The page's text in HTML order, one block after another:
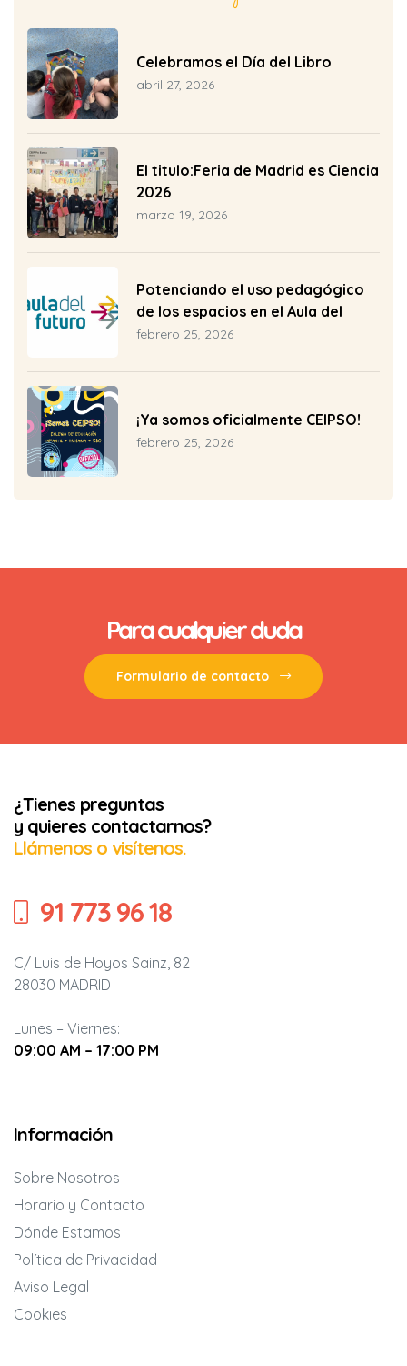
Celebramos el Día del Libro
abril 27, 2026
El titulo:Feria de Madrid es Ciencia
2026
marzo 19, 2026
Potenciando el uso pedagógico
de los espacios en el Aula del
Futuro del CEIP Pío Baroja
febrero 25, 2026
¡Ya somos oficialmente CEIPSO!
febrero 25, 2026
Para cualquier duda
Formulario de contacto
¿Tienes preguntas
y quieres contactarnos?
Llámenos o visítenos.
91 773 96 18
C/ Luis de Hoyos Sainz, 82
28030 MADRID
Lunes – Viernes:
09:00 AM – 17:00 PM
Información
Sobre Nosotros
Horario y Contacto
Dónde Estamos
Política de Privacidad
Aviso Legal
Cookies
2027
2026-
2026